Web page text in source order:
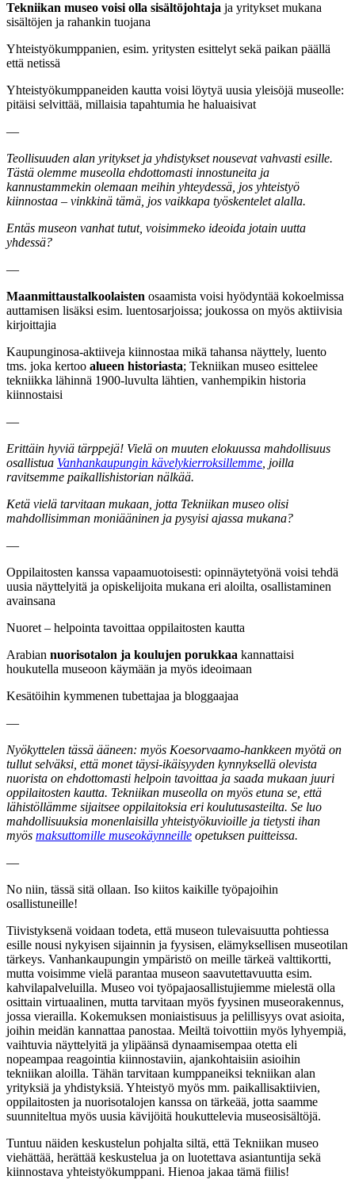
Tekniikan museo voisi olla sisältöjohtaja ja yritykset mukana
sisältöjen ja rahankin tuojana
Yhteistyökumppanien, esim. yritysten esittelyt sekä paikan päällä
että netissä
Yhteistyökumppaneiden kautta voisi löytyä uusia yleisöjä museolle:
pitäisi selvittää, millaisia tapahtumia he haluaisivat
—
Teollisuuden alan yritykset ja yhdistykset nousevat vahvasti esille.
Tästä olemme museolla ehdottomasti innostuneita ja
kannustammekin olemaan meihin yhteydessä, jos yhteistyö
kiinnostaa – vinkkinä tämä, jos vaikkapa työskentelet alalla.
Entäs museon vanhat tutut, voisimmeko ideoida jotain uutta
yhdessä?
—
Maanmittaustalkoolaisten osaamista voisi hyödyntää kokoelmissa
auttamisen lisäksi esim. luentosarjoissa; joukossa on myös aktiivisia
kirjoittajia
Kaupunginosa-aktiiveja kiinnostaa mikä tahansa näyttely, luento
tms. joka kertoo alueen historiasta; Tekniikan museo esittelee
tekniikka lähinnä 1900-luvulta lähtien, vanhempikin historia
kiinnostaisi
—
Erittäin hyviä tärppejä! Vielä on muuten elokuussa mahdollisuus
osallistua Vanhankaupungin kävelykierroksillemme, joilla
ravitsemme paikallishistorian nälkää.
Ketä vielä tarvitaan mukaan, jotta Tekniikan museo olisi
mahdollisimman moniääninen ja pysyisi ajassa mukana?
—
Oppilaitosten kanssa vapaamuotoisesti: opinnäytetyönä voisi tehdä
uusia näyttelyitä ja opiskelijoita mukana eri aloilta, osallistaminen
avainsana
Nuoret – helpointa tavoittaa oppilaitosten kautta
Arabian nuorisotalon ja koulujen porukkaa kannattaisi
houkutella museoon käymään ja myös ideoimaan
Kesätöihin kymmenen tubettajaa ja bloggaajaa
—
Nyökyttelen tässä ääneen: myös Koesorvaamo-hankkeen myötä on
tullut selväksi, että monet täysi-ikäisyyden kynnyksellä olevista
nuorista on ehdottomasti helpoin tavoittaa ja saada mukaan juuri
oppilaitosten kautta. Tekniikan museolla on myös etuna se, että
lähistöllämme sijaitsee oppilaitoksia eri koulutusasteilta. Se luo
mahdollisuuksia monenlaisilla yhteistyökuvioille ja tietysti ihan
myös maksuttomille museokäynneille opetuksen puitteissa.
—
No niin, tässä sitä ollaan. Iso kiitos kaikille työpajoihin
osallistuneille!
Tiivistyksenä voidaan todeta, että museon tulevaisuutta pohtiessa
esille nousi nykyisen sijainnin ja fyysisen, elämyksellisen museotilan
tärkeys. Vanhankaupungin ympäristö on meille tärkeä valttikortti,
mutta voisimme vielä parantaa museon saavutettavuutta esim.
kahvilapalveluilla. Museo voi työpajaosallistujiemme mielestä olla
osittain virtuaalinen, mutta tarvitaan myös fyysinen museorakennus,
jossa vierailla. Kokemuksen moniaistisuus ja pelillisyys ovat asioita,
joihin meidän kannattaa panostaa. Meiltä toivottiin myös lyhyempiä,
vaihtuvia näyttelyitä ja ylipäänsä dynaamisempaa otetta eli
nopeampaa reagointia kiinnostaviin, ajankohtaisiin asioihin
tekniikan aloilla. Tähän tarvitaan kumppaneiksi tekniikan alan
yrityksiä ja yhdistyksiä. Yhteistyö myös mm. paikallisaktiivien,
oppilaitosten ja nuorisotalojen kanssa on tärkeää, jotta saamme
suunniteltua myös uusia kävijöitä houkuttelevia museosisältöjä.
Tuntuu näiden keskustelun pohjalta siltä, että Tekniikan museo
viehättää, herättää keskustelua ja on luotettava asiantuntija sekä
kiinnostava yhteistyökumppani. Hienoa jakaa tämä fiilis!